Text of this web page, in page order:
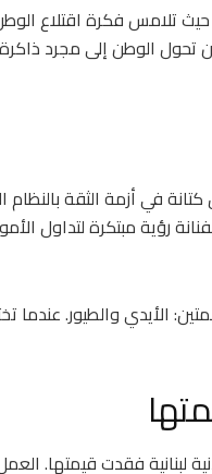
حيث تلامس فكرة اقتلاع
تحول الوطن إلى مجرد
في أزمة الثقة
الفنانة رؤية مبتكرة لتداول
الأيدي والطيور. عندما
فقدت قيمتها.